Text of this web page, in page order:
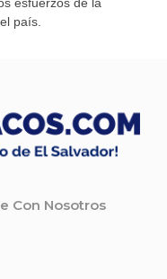
país.
Con Nosotros